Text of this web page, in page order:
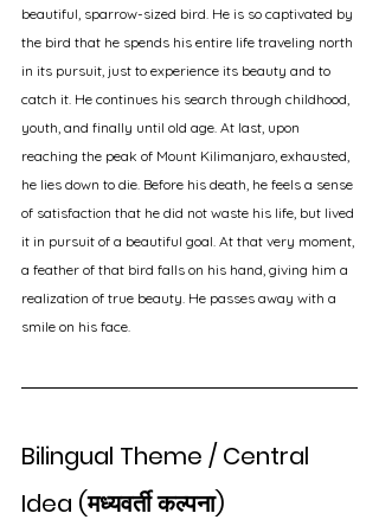
beautiful, sparrow-sized bird. He is so captivated by
the bird that he spends his entire life traveling north
in its pursuit, just to experience its beauty and to
catch it. He continues his search through childhood,
youth, and finally until old age. At last, upon
reaching the peak of Mount Kilimanjaro, exhausted,
he lies down to die. Before his death, he feels a sense
of satisfaction that he did not waste his life, but lived
it in pursuit of a beautiful goal. At that very moment,
a feather of that bird falls on his hand, giving him a
realization of true beauty. He passes away with a
smile on his face.
Bilingual Theme / Central
Idea (मध्यवर्ती कल्पना)